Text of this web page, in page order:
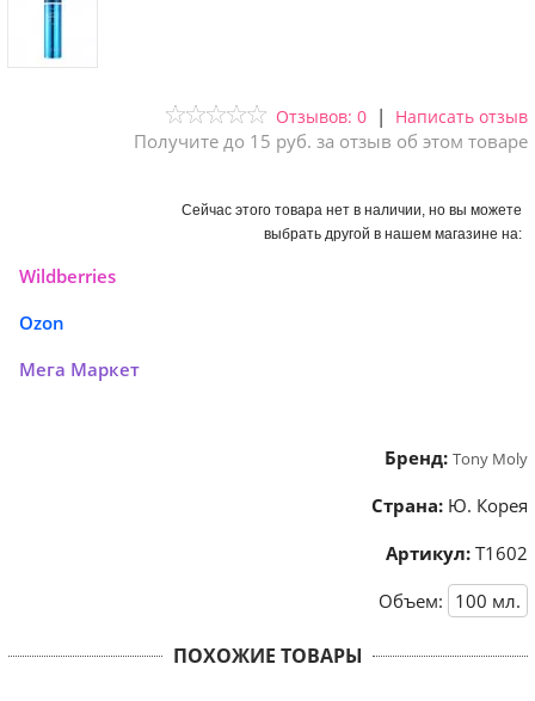
Отзывов: 0 | Написать отзыв
Получите до 15 руб. за отзыв об этом товаре
Сейчас этого товара нет в наличии, но вы можете
выбрать другой в нашем магазине на:
Wildberries
Ozon
Мега Маркет
Бренд: Tony Moly
Страна: Ю. Корея
Артикул: Т1602
Объем: 100 мл.
ПОХОЖИЕ ТОВАРЫ